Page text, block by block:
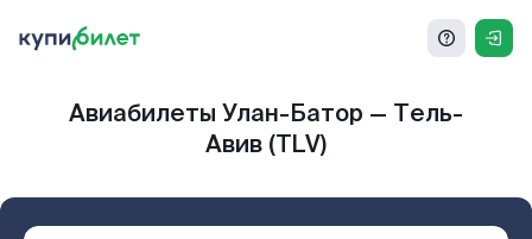
Авиабилеты Улан-Батор — Тель-
Авив (TLV)